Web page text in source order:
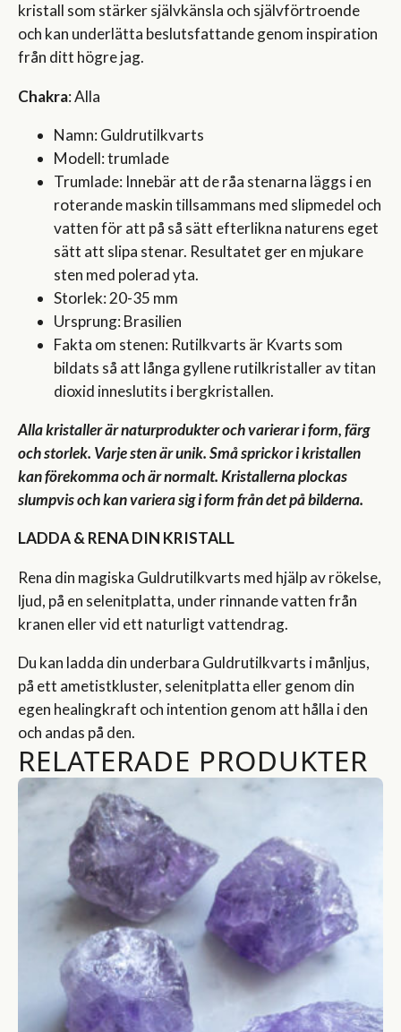
kristall som stärker självkänsla och självförtroende
och kan underlätta beslutsfattande genom inspiration
från ditt högre jag.
Chakra: Alla
Namn: Guldrutilkvarts
Modell: trumlade
Trumlade: Innebär att de råa stenarna läggs i en
roterande maskin tillsammans med slipmedel och
vatten för att på så sätt efterlikna naturens eget
sätt att slipa stenar. Resultatet ger en mjukare
sten med polerad yta.
Storlek: 20-35 mm
Ursprung: Brasilien
Fakta om stenen: Rutilkvarts är Kvarts som
bildats så att långa gyllene rutilkristaller av titan
dioxid inneslutits i bergkristallen.
Alla kristaller är naturprodukter och varierar i form, färg
och storlek. Varje sten är unik. Små sprickor i kristallen
kan förekomma och är normalt.Kristallerna plockas
slumpvis och kan variera sig i form från det på bilderna.
LADDA & RENA DIN KRISTALL
Rena din magiska Guldrutilkvarts med hjälp av rökelse,
ljud, på en selenitplatta, under rinnande vatten från
kranen eller vid ett naturligt vattendrag.
Du kan ladda din underbara Guldrutilkvarts i månljus,
på ett ametistkluster, selenitplatta eller genom din
egen healingkraft och intention genom att hålla i den
och andas på den.
RELATERADE PRODUKTER